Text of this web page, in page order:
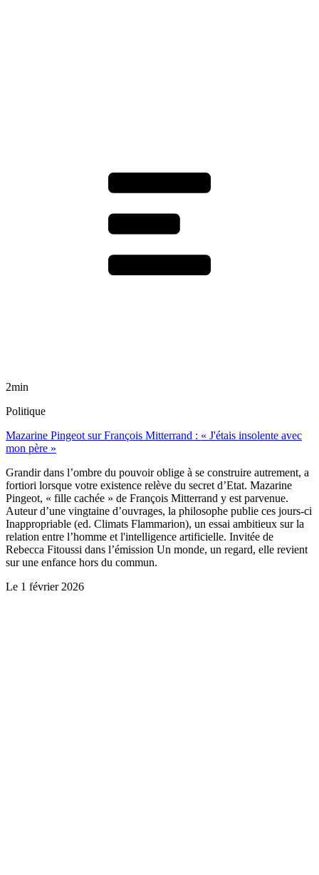
2min
Politique
Mazarine Pingeot sur François Mitterrand : « J'étais insolente avec
mon père »
Grandir dans l’ombre du pouvoir oblige à se construire autrement, a
fortiori lorsque votre existence relève du secret d’Etat. Mazarine
Pingeot, « fille cachée » de François Mitterrand y est parvenue.
Auteur d’une vingtaine d’ouvrages, la philosophe publie ces jours-ci
Inappropriable (ed. Climats Flammarion), un essai ambitieux sur la
relation entre l’homme et l'intelligence artificielle. Invitée de
Rebecca Fitoussi dans l’émission Un monde, un regard, elle revient
sur une enfance hors du commun.
Le 1 février 2026